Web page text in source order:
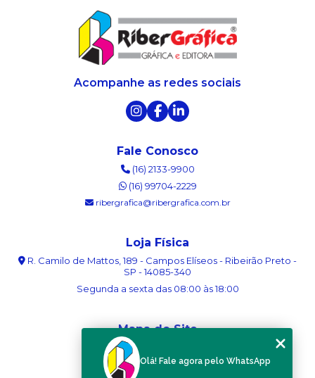
Acompanhe as redes sociais
Fale Conosco
(16) 2133-9900
(16) 99704-2229
ribergrafica@ribergrafica.com.br
Loja Física
R. Camilo de Mattos, 189 - Campos Elíseos - Ribeirão Preto -
SP - 14085-340
Segunda a sexta das 08:00 às 18:00
Mapa do Site
Sobre nós
Olá! Fale agora pelo WhatsApp